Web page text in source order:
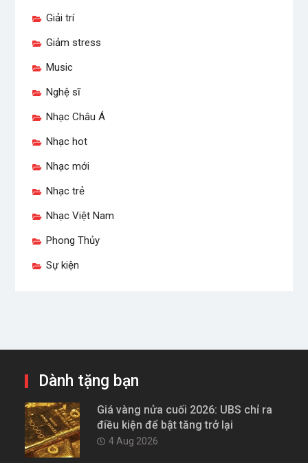
Giải trí
Giảm stress
Music
Nghệ sĩ
Nhạc Châu Á
Nhạc hot
Nhạc mới
Nhạc trẻ
Nhạc Việt Nam
Phong Thủy
Sự kiện
Dành tặng bạn
Giá vàng nửa cuối 2026: UBS chỉ ra
điều kiện để bật tăng trở lại
4 Aug 2026